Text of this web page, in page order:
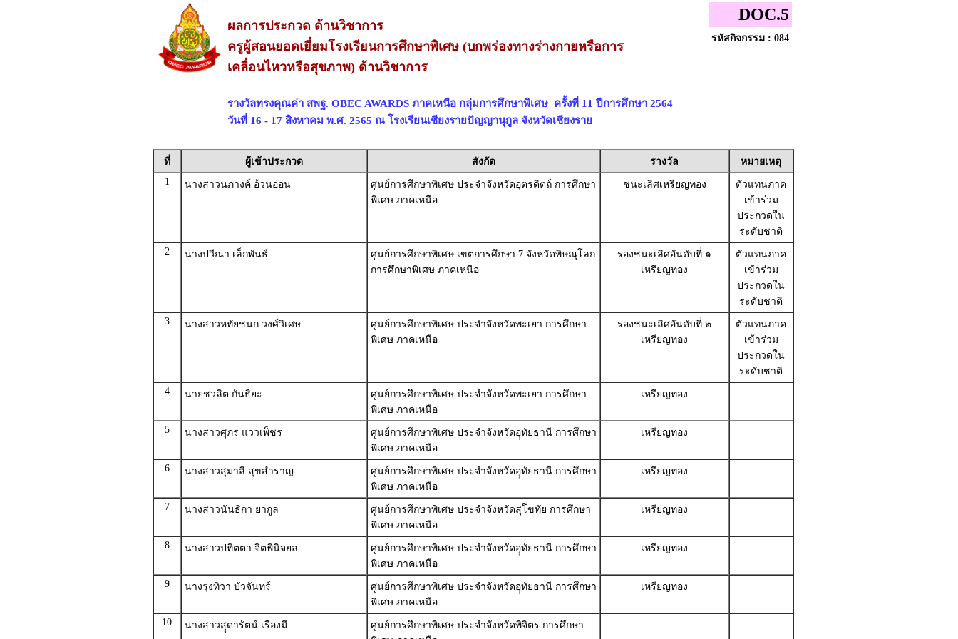
ผลการประกวด ด้านวิชาการ
ครูผู้สอนยอดเยี่ยมโรงเรียนการศึกษาพิเศษ (บกพร่องทางร่างกายหรือการ
เคลื่อนไหวหรือสุขภาพ) ด้านวิชาการ
รางวัลทรงคุณค่า สพฐ. OBEC AWARDS ภาคเหนือ กลุ่มการศึกษาพิเศษ ครั้งที่ 11 ปีการศึกษา 2564
วันที่ 16 - 17 สิงหาคม พ.ศ. 2565 ณ โรงเรียนเชียงรายปัญญานุกูล จังหวัดเชียงราย
DOC.5
รหัสกิจกรรม : 084
ที่ ผู้เข้าประกวด สังกัด รางวัล
หมายเหตุ
1
นางสาวนภางค์ อ้วนอ่อน
ศูนย์การศึกษาพิเศษ ประจำจังหวัดอุตรดิตถ์ การศึกษา
พิเศษ ภาคเหนือ
ชนะเลิศเหรียญทอง
ตัวแทนภาค
เข้าร่วม
ประกวดใน
ระดับชาติ
2
นางปวีณา เล็กพันธ์
ศูนย์การศึกษาพิเศษ เขตการศึกษา 7 จังหวัดพิษณุโลก
การศึกษาพิเศษ ภาคเหนือ
รองชนะเลิศอันดับที่ ๑
เหรียญทอง
ตัวแทนภาค
เข้าร่วม
ประกวดใน
ระดับชาติ
3
นางสาวหทัยชนก วงศ์วิเศษ
ศูนย์การศึกษาพิเศษ ประจำจังหวัดพะเยา การศึกษา
พิเศษ ภาคเหนือ
รองชนะเลิศอันดับที่ ๒
เหรียญทอง
ตัวแทนภาค
เข้าร่วม
ประกวดใน
ระดับชาติ
4
นายชวลิต กันธิยะ
ศูนย์การศึกษาพิเศษ ประจำจังหวัดพะเยา การศึกษา
พิเศษ ภาคเหนือ
เหรียญทอง
5 นางสาวศุภร แววเพ็ชร
ศูนย์การศึกษาพิเศษ ประจำจังหวัดอุุทัยธานี การศึกษา
พิเศษ ภาคเหนือ
เหรียญทอง
6 นางสาวสุมาลี สุขสำราญ
ศูนย์การศึกษาพิเศษ ประจำจังหวัดอุุทัยธานี การศึกษา
พิเศษ ภาคเหนือ
เหรียญทอง
7 นางสาวนันธิกา ยากูล
ศูนย์การศึกษาพิเศษ ประจำจังหวัดสุโขทัย การศึกษา
พิเศษ ภาคเหนือ
เหรียญทอง
8 นางสาวปทิตตา จิตพินิจยล
ศูนย์การศึกษาพิเศษ ประจำจังหวัดอุุทัยธานี การศึกษา
พิเศษ ภาคเหนือ
เหรียญทอง
9 นางรุ่งทิวา บัวจันทร์
ศูนย์การศึกษาพิเศษ ประจำจังหวัดอุุทัยธานี การศึกษา
พิเศษ ภาคเหนือ
เหรียญทอง
10 นางสาวสุุดารัตน์ เรืองมี
ศูนย์การศึกษาพิเศษ ประจำจังหวัดพิจิตร การศึกษา